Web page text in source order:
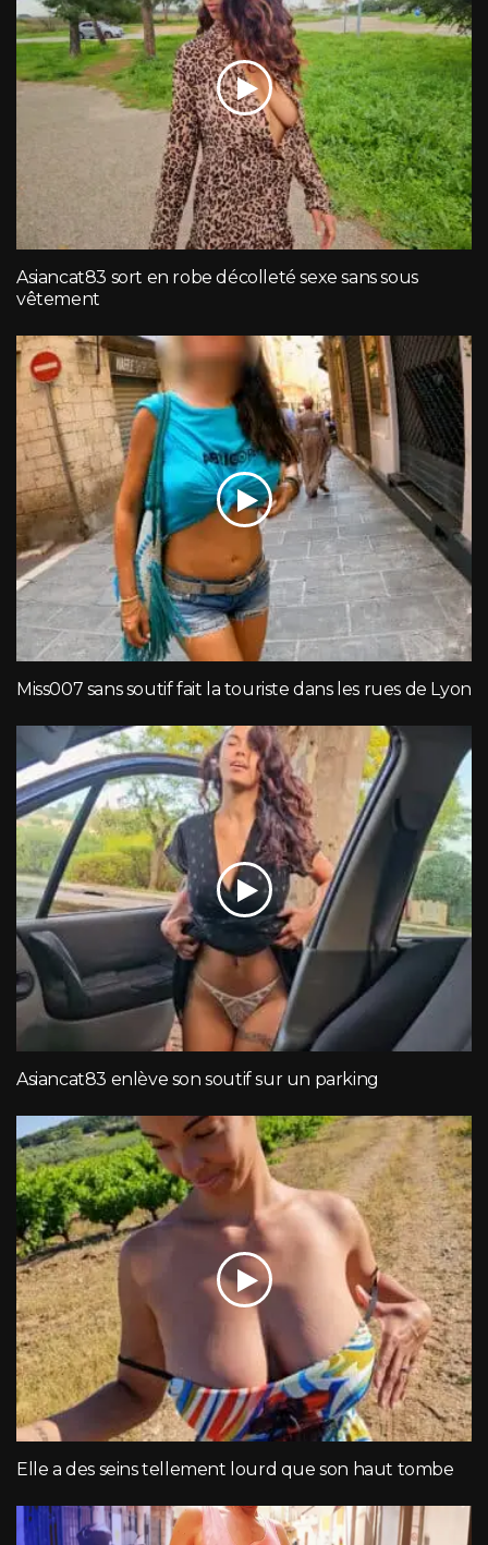
Asiancat83 sort en robe décolleté sexe sans sous
vêtement
Miss007 sans soutif fait la touriste dans les rues de Lyon
Asiancat83 enlève son soutif sur un parking
Elle a des seins tellement lourd que son haut tombe